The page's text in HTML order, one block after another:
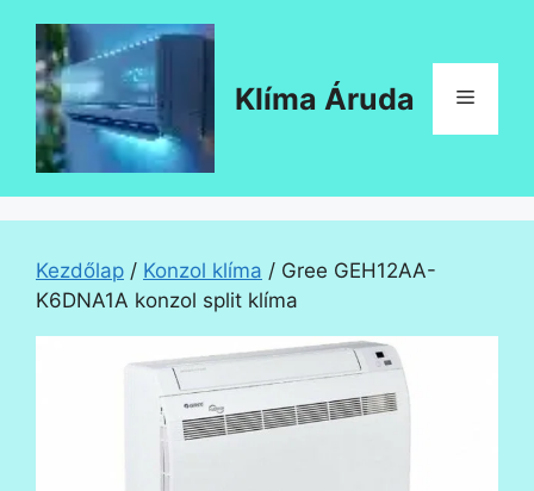
tartalomba
Klíma Áruda Menü
Kezdőlap / Konzol klíma / Gree GEH12AA-
K6DNA1A konzol split klíma